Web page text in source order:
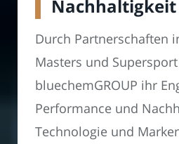
Nachhaltigkeit
Durch Partnerschaften
Masters und
bluechemGROUP ihr
Performance und
Technologie und